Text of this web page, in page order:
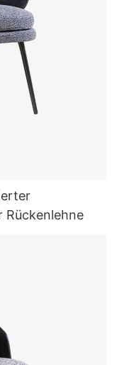
Rückenlehne